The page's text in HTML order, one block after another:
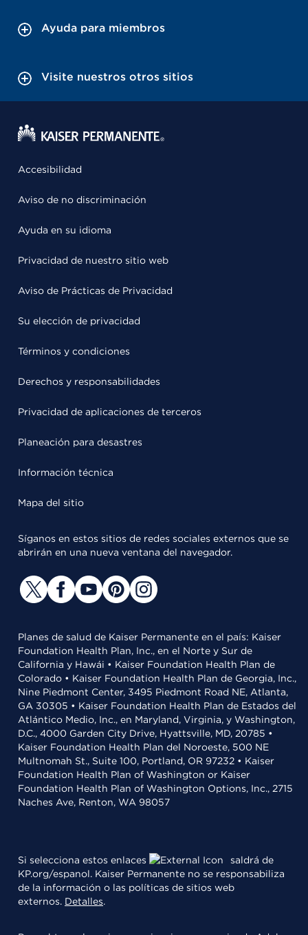
Ayuda para miembros
Visite nuestros otros sitios
Accesibilidad
Aviso de no discriminación
Ayuda en su idioma
Privacidad de nuestro sitio web
Aviso de Prácticas de Privacidad
Su elección de privacidad
Términos y condiciones
Derechos y responsabilidades
Privacidad de aplicaciones de terceros
Planeación para desastres
Información técnica
Mapa del sitio
Síganos en estos sitios de redes sociales externos que se
abrirán en una nueva ventana del navegador.
Planes de salud de Kaiser Permanente en el país: Kaiser
Foundation Health Plan, Inc., en el Norte y Sur de
California y Hawái • Kaiser Foundation Health Plan de
Colorado • Kaiser Foundation Health Plan de Georgia, Inc.,
Nine Piedmont Center, 3495 Piedmont Road NE, Atlanta,
GA 30305 • Kaiser Foundation Health Plan de Estados del
Atlántico Medio, Inc., en Maryland, Virginia, y Washington,
D.C., 4000 Garden City Drive, Hyattsville, MD, 20785 •
Kaiser Foundation Health Plan del Noroeste, 500 NE
Multnomah St., Suite 100, Portland, OR 97232 • Kaiser
Foundation Health Plan of Washington or Kaiser
Foundation Health Plan of Washington Options, Inc., 2715
Naches Ave, Renton, WA 98057
Si selecciona estos enlaces
saldrá de
KP.org/espanol. Kaiser Permanente no se responsabiliza
de la información o las políticas de sitios web
externos. Detalles.